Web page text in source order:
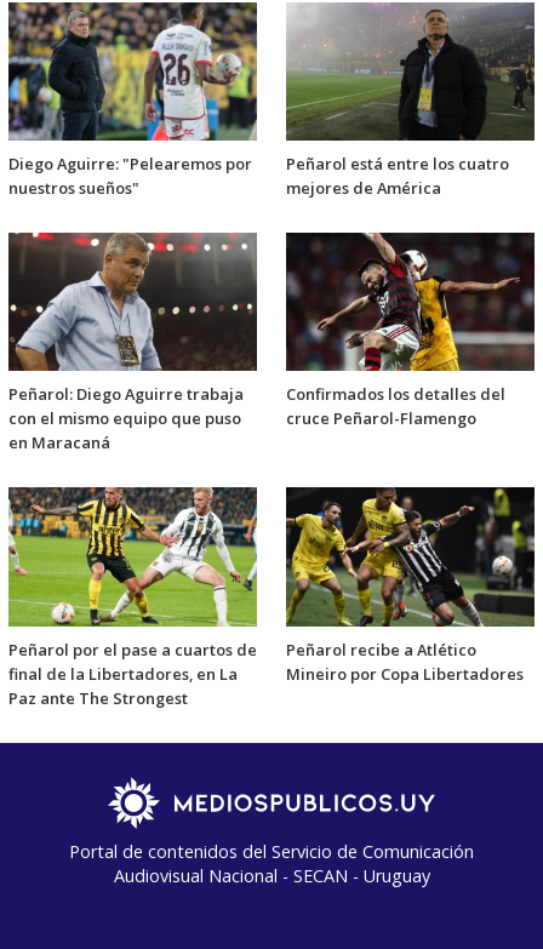
Diego Aguirre: "Pelearemos por
nuestros sueños"
Peñarol está entre los cuatro
mejores de América
Peñarol: Diego Aguirre trabaja
con el mismo equipo que puso
en Maracaná
Confirmados los detalles del
cruce Peñarol-Flamengo
Peñarol por el pase a cuartos de
final de la Libertadores, en La
Paz ante The Strongest
Peñarol recibe a Atlético
Mineiro por Copa Libertadores
Portal de contenidos del Servicio de Comunicación
Audiovisual Nacional - SECAN - Uruguay